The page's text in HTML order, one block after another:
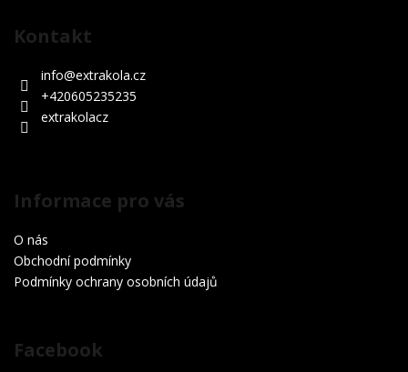
Kontakt
info@extrakola.cz
+420605235235
extrakolacz
Informace pro vás
O nás
Obchodní podmínky
Podmínky ochrany osobních údajů
Facebook